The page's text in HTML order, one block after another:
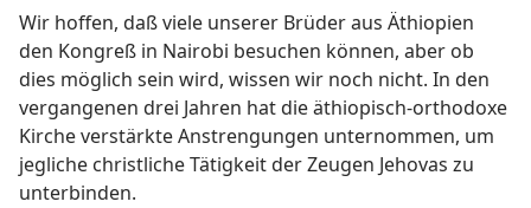
Wir hoffen, daß viele unserer Brüder aus Äthiopien
den Kongreß in Nairobi besuchen können, aber ob
dies möglich sein wird, wissen wir noch nicht. In den
vergangenen drei Jahren hat die äthiopisch-orthodoxe
Kirche verstärkte Anstrengungen unternommen, um
jegliche christliche Tätigkeit der Zeugen Jehovas zu
unterbinden.